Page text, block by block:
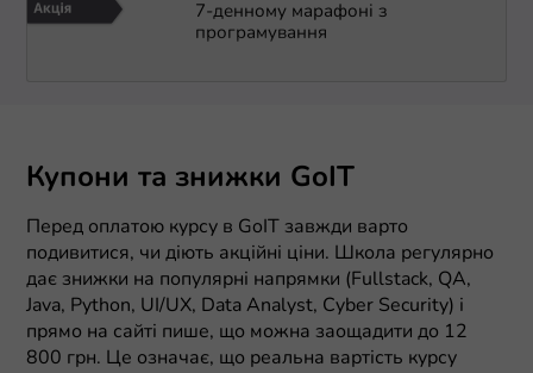
7-денному марафоні з
програмування
Купони та знижки GoIT
Перед оплатою курсу в GoIT завжди варто
подивитися, чи діють акційні ціни. Школа регулярно
дає знижки на популярні напрямки (Fullstack, QA,
Java, Python, UI/UX, Data Analyst, Cyber Security) і
прямо на сайті пише, що можна заощадити до 12
800 грн. Це означає, що реальна вартість курсу